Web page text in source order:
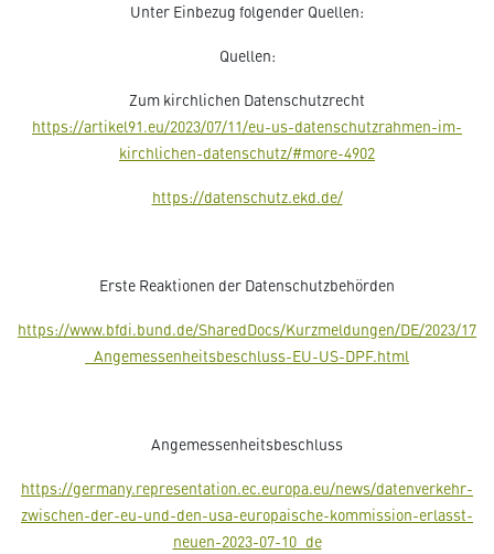
Unter Einbezug folgender Quellen:
Quellen:
Zum kirchlichen Datenschutzrecht
https://artikel91.eu/2023/07/11/eu-us-datenschutzrahmen-im-
kirchlichen-datenschutz/#more-4902
https://datenschutz.ekd.de/
Erste Reaktionen der Datenschutzbehörden
https://www.bfdi.bund.de/SharedDocs/Kurzmeldungen/DE/2023/17
_Angemessenheitsbeschluss-EU-US-DPF.html
Angemessenheitsbeschluss
https://germany.representation.ec.europa.eu/news/datenverkehr-
zwischen-der-eu-und-den-usa-europaische-kommission-erlasst-
neuen-2023-07-10_de